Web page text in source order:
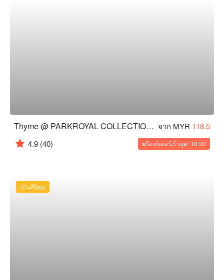
Thyme @ PARKROYAL COLLECTION Kuala Lumpur จาก MYR 118.5
4.9 (40) พรีออร์เดอร์เร็วสุด: 18:30
เป็นที่นิยม